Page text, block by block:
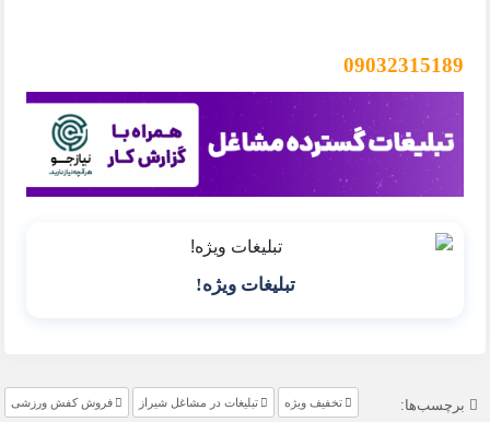
09032315189
تبلیغات ویژه!
برچسب‌ها: تخفیف ویژه تبلیغات در مشاغل شیراز فروش کفش ورزشی